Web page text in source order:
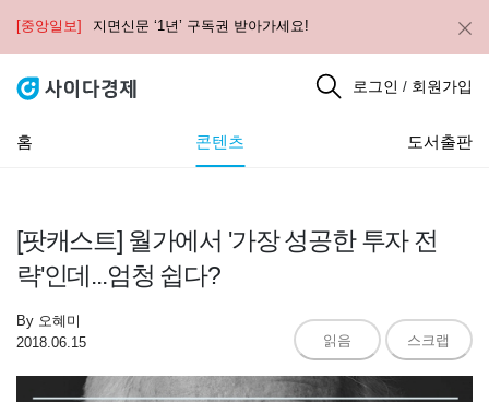
[중앙일보] 지면신문 ‘1년’ 구독권 받아가세요!
로그인 / 회원가입
홈 콘텐츠 도서출판
[팟캐스트] 월가에서 '가장 성공한 투자 전
략'인데...엄청 쉽다?
By 오혜미
2018.06.15
읽음 스크랩